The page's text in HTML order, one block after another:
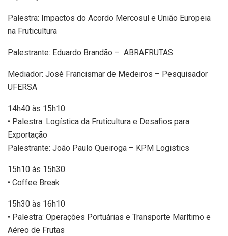
Palestra: Impactos do Acordo Mercosul e União Europeia
na Fruticultura
Palestrante: Eduardo Brandão – ABRAFRUTAS
Mediador: José Francismar de Medeiros – Pesquisador
UFERSA
14h40 às 15h10
• Palestra: Logística da Fruticultura e Desafios para
Exportação
Palestrante: João Paulo Queiroga – KPM Logistics
15h10 às 15h30
• Coffee Break
15h30 às 16h10
• Palestra: Operações Portuárias e Transporte Marítimo e
Aéreo de Frutas